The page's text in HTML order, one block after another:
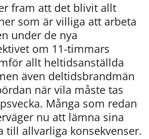
fram att det blivit allt
som är villiga att arbeta
under de nya
om 11-timmars
allt heltidsanställda
även deltidsbrandmän
när vila måste tas
Många som redan
nu att lämna sina
till allvarliga konsekvenser.